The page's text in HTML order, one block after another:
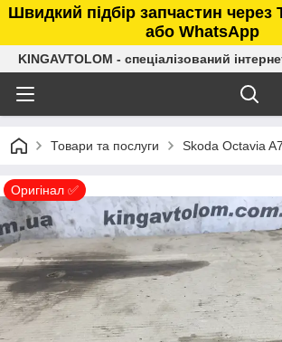
Швидкий підбір запчастин через
або WhatsApp
KINGAVTOLOM - спеціалізований
Товари та послуги Skoda Octavia
Оригінал ✅